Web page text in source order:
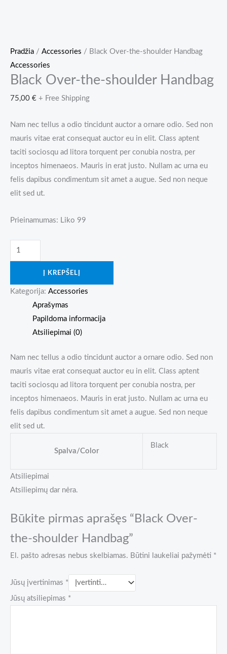
Pradžia / Accessories / Black Over-the-shoulder Handbag
Accessories
Black Over-the-shoulder Handbag
75,00 € + Free Shipping
Nam nec tellus a odio tincidunt auctor a ornare odio. Sed non
mauris vitae erat consequat auctor eu in elit. Class aptent
taciti sociosqu ad litora torquent per conubia nostra, per
inceptos himenaeos. Mauris in erat justo. Nullam ac urna eu
felis dapibus condimentum sit amet a augue. Sed non neque
elit sed ut.
Prieinamumas: Liko 99
produkto
kiekis:
Over-
shoulder
Handbag
Į KREPŠELĮ
Kategorija: Accessories
Aprašymas
Papildoma informacija
Atsiliepimai (0)
Nam nec tellus a odio tincidunt auctor a ornare odio. Sed non
mauris vitae erat consequat auctor eu in elit. Class aptent
taciti sociosqu ad litora torquent per conubia nostra, per
inceptos himenaeos. Mauris in erat justo. Nullam ac urna eu
felis dapibus condimentum sit amet a augue. Sed non neque
elit sed ut.
Spalva/Color
Black
Atsiliepimai
Atsiliepimų dar nėra.
Būkite pirmas aprašęs “Black Over-
the-shoulder Handbag”
El. pašto adresas nebus skelbiamas. Būtini laukeliai pažymėti *
Jūsų įvertinimas *
Jūsų atsiliepimas *